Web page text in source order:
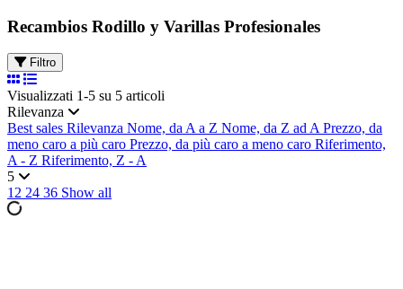
Recambios Rodillo y Varillas Profesionales
Filtro
Visualizzati 1-5 su 5 articoli
Rilevanza
Best sales Rilevanza Nome, da A a Z Nome, da Z ad APrezzo, da
meno caro a più caro Prezzo, da più caro a meno caro Riferimento,
A - Z Riferimento, Z - A
5
12 24 36 Show all